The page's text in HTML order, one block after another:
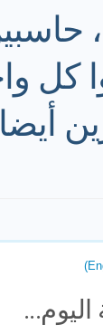
كل